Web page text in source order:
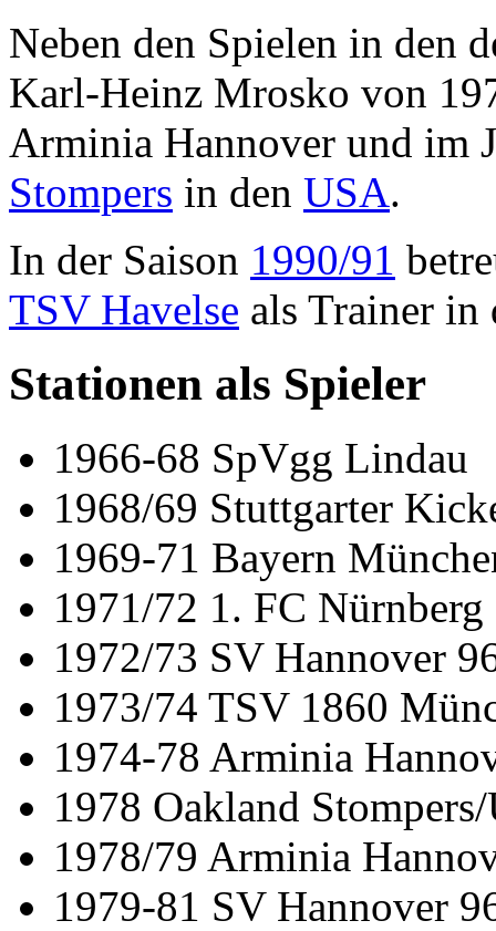
Neben den Spielen in den
Karl-Heinz Mrosko von
Arminia Hannover und im
Stompers in den USA.
In der Saison 1990/91
TSV Havelse als Trainer in
Stationen als Spieler
1966-68 SpVgg Lindau
1968/69 Stuttgarter
1969-71 Bayern
1971/72 1. FC Nürnberg
1972/73 SV Hannover
1973/74 TSV 1860
1974-78 Arminia
1978 Oakland
1978/79 Arminia
1979-81 SV Hannover